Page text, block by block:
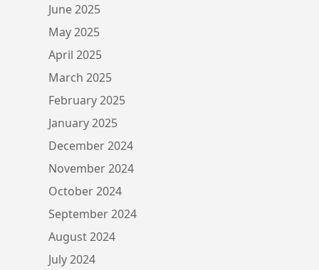
June 2025
May 2025
April 2025
March 2025
February 2025
January 2025
December 2024
November 2024
October 2024
September 2024
August 2024
July 2024